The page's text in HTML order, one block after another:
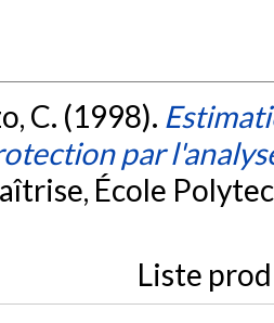
C. (1998).
par
École
Liste